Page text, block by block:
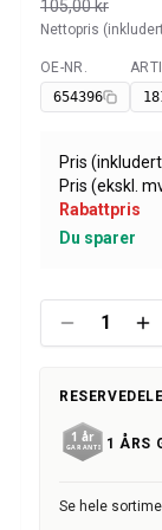
Amazon dekk/felg/
Reservedeler til
1800
1800 Drivstoff/
Volvo 1800
1800 Kjølesystem
1800
1800 Motordeler
1800 Forvogn
Varme/
1800 Dekk/Felg
Reservedeler til
Volvo 140/164
140/164
140/164 Elsystem
105,00 kr
Nettopris
Tilgjengelig
OE-NR.
654396
Pris
Pris (ekskl.
Rabattpris
Du sparer
1 ÅRS
Se hele